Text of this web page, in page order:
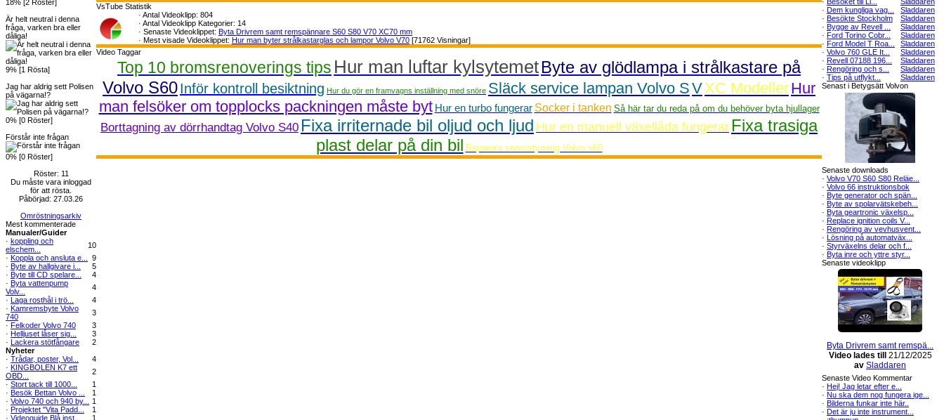
18% [2 Röster]
Är helt neutral i denna
fråga, varken bra eller
dåliga!
9% [1 Rösta]
Jag har aldrig sett Polisen
på vägarna!?
0% [0 Röster]
Förstår inte frågan
0% [0 Röster]
Röster: 11
Du måste vara inloggad
för att rösta.
Påbörjad: 27.03.26
Omröstningsarkiv
Mest kommenterade
Manualer/Guider
· koppling och
elschem...
10
· Koppla och ansluta e...
9
· Byte av hallgivare i...
5
· Byte till CD spelare...
4
· Byta vattenpump
Volv...
4
· Laga rosthål i trö...
4
· Kamremsbyte Volvo
740
3
· Felkoder Volvo 740
3
· Helljuset låser sig...
3
· Lackera stötfångare
2
Nyheter
· Trådar, poster, Vol...
4
· KINGBOLEN K7 ett
OBD...
2
· Stort tack till 1000...
1
· Besök Bettan Volvo ...
1
· Volvo 740 och 940 by...
1
· Projektet "Vita Padd...
1
· Videoguide Blå inst...
1
VsTube Statistik
· Antal Videoklipp: 804
· Antal Videoklipp Kategorier: 14
· Senaste Videoklippet: Byta Drivrem samt remspännare S60 S80 V70 XC70 mm
· Mest visade Videoklippet: Hur man byter strålkastarglas och lampor Volvo V70 [71762 Visningar]
Video Taggar
Top 10 bromsrenoverings tips Hur man luftar kylsytemetByte av glödlampa i strålkastare på
Volvo S60Inför kontroll besiktning Hur du gör en framvagns inställning med snöre Släck service lampan Volvo SVXC ModellerHur
man felsöker om topplocks packningen måste byt Hur en turbo fungerar Socker i tanken Så här tar du reda på om du behöver byta hjullager
Borttagning av dörrhandtag Volvo S40 Fixa irriternade bil oljud och ljud Hur en manuell växellåda fungerar Fixa trasiga
plast delar på din bil Reparera servostyrning Volvo s60
· Dem kungliga vag...
Sladdaren
· Besökte Stockholm
Sladdaren
· Bygge av Revell ...
Sladdaren
· Ford Torino Cobr...
Sladdaren
· Ford Model T Roa...
Sladdaren
· Volvo 760 GLE It...
Sladdaren
· Revell 07188 196...
Sladdaren
· Rengöring och s...
Sladdaren
· Tips på utflykt...
Sladdaren
Senast i Betygsätt Volvon
Senaste downloads
· Volvo V70 S60 S80 Reläe...
· Volvo 66 instruktionsbok
· Byte generator och spän...
· Byte av spolarvätskebeh...
· Byta geartronic växelsp...
· Replace ignition coils V...
· Rengöring av vevhusvent...
· Lösning på automatväx...
· Styrväxelns delar och f...
· Byta inre och yttre styr...
Senaste videoklipp
Byta Drivrem samt remspä...
Video lades till
21/12/2025
av Sladdaren
Senaste Video Kommentar
· Hej! Jag letar efter e...
· Nu ska dem nog fungera ige...
· Bilderna funkar inte här..
· Det är ju inte instrument...